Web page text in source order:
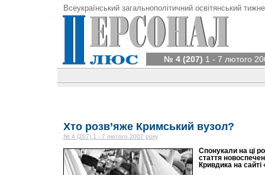
Всеукраїнський загальнополітичний освітянський
№ 4 (207) 1 - 7 лютого
Хто розв’яже Кримський вузол?
№ 4 (207) 1 - 7 лютого 2007 року
Спонукали на ці
стаття
Кривдика на сайті